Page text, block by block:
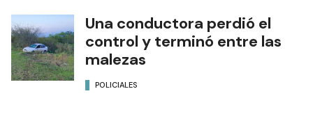
Una conductora perdió el
control y terminó entre las
malezas
POLICIALES